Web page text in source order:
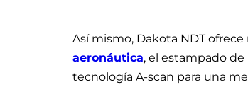
Así mismo, Dakota NDT
aeronáutica, el estampado
tecnología A-scan para una